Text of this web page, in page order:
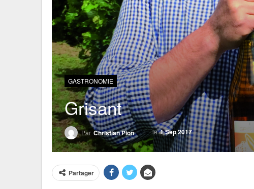
GASTRONOMIE
Grisant
Par Christian Pion le1 Sep 2017
Partager